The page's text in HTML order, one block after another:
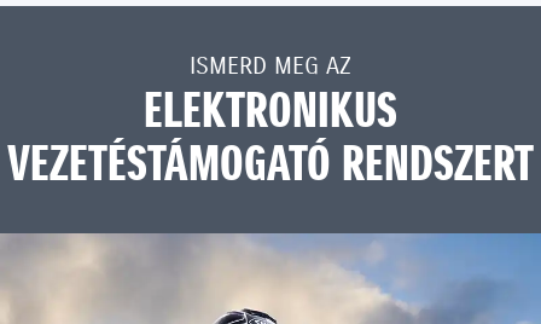
ISMERD MEG AZ
ELEKTRONIKUS
VEZETÉSTÁMOGATÓ RENDSZERT